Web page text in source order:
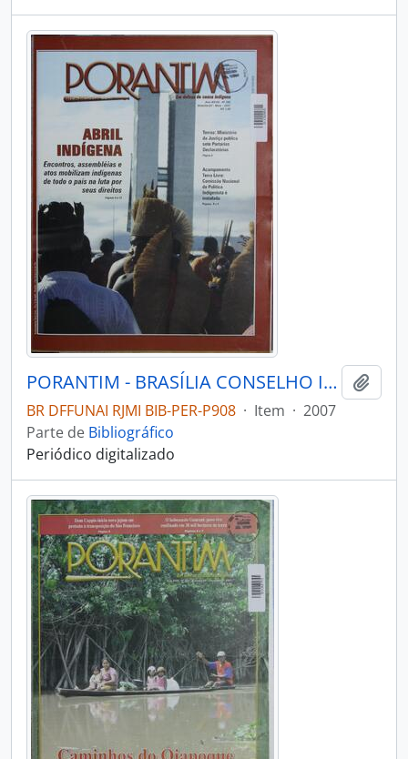
PORANTIM - BRASÍLIA CONSELHO INDIGENISTA MISSIONÁRIO - 2007 - Nº295
BR DFFUNAI RJMI BIB-PER-P908 · Item · 2007
Parte de Bibliográfico
Periódico digitalizado